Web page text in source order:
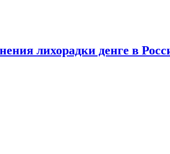
лихорадки денге в